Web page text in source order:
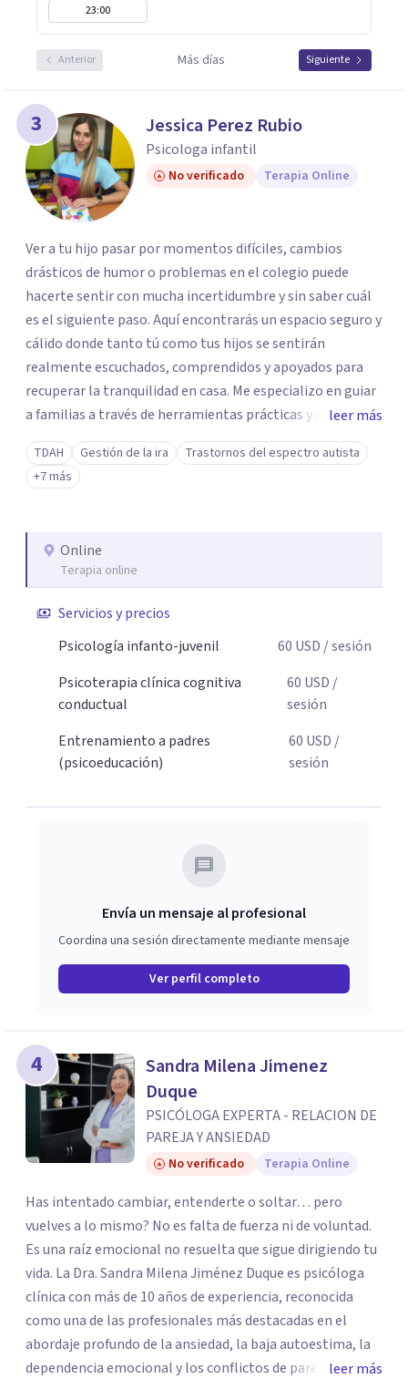
23:00
Anterior Más días Siguiente
3 Jessica Perez Rubio
Psicologa infantil
No verificado Terapia Online
Ver a tu hijo pasar por momentos difíciles, cambios
drásticos de humor o problemas en el colegio puede
hacerte sentir con mucha incertidumbre y sin saber cuál
es el siguiente paso. Aquí encontrarás un espacio seguro y
cálido donde tanto tú como tus hijos se sentirán
realmente escuchados, comprendidos y apoyados para
recuperar la tranquilidad en casa. Me especializo en guiar
a familias a través de herramientas prácticas y dinámicas
adaptadas a la edad de cada menor, dejando de lado las
etiquetas y los tecnicismos. Mi forma de trabajar se
centra en entender las emociones que hay detrás del
necesaria para superar sus retos y fortaleciendo la
comunicación entre ustedes. Acompaño a niños y
adolescentes que están lidiando con la ansiedad, la
timidez, la rebeldía o dificultades escolares, así como a
educar sin perder la paciencia ni el control. Si estás listo
para dar el primer paso hacia una convivencia familiar
más armoniosa, agenda tu sesión y empecemos a
leer más
TDAH Gestión de la ira
Trastornos del espectro autista
+7 más
Online
Terapia online
Servicios y precios
Psicología infanto-juvenil
60 USD / sesión
Psicoterapia clínica cognitiva
conductual
60 USD /
sesión
Entrenamiento a padres
(psicoeducación)
60 USD /
sesión
Envía un mensaje al profesional
Coordina una sesión directamente mediante mensaje
Ver perfil completo
4
Sandra Milena Jimenez
Duque
PSICÓLOGA EXPERTA - RELACION DE
PAREJA Y ANSIEDAD
No verificado Terapia Online
Has intentado cambiar, entenderte o soltar… pero
vuelves a lo mismo? No es falta de fuerza ni de voluntad.
Es una raíz emocional no resuelta que sigue dirigiendo tu
vida. La Dra. Sandra Milena Jiménez Duque es psicóloga
clínica con más de 10 años de experiencia, reconocida
como una de las profesionales más destacadas en el
abordaje profundo de la ansiedad, la baja autoestima, la
dependencia emocional y los conflictos de pareja. Haleer más